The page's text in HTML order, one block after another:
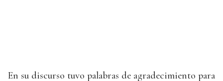
En su discurso tuvo palabras de agradecimiento para